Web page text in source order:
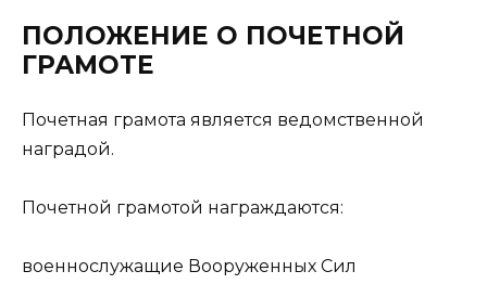
ПОЛОЖЕНИЕ О ПОЧЕТНОЙ
ГРАМОТЕ
Почетная грамота является ведомственной
наградой.
Почетной грамотой награждаются:
военнослужащие Вооруженных Сил